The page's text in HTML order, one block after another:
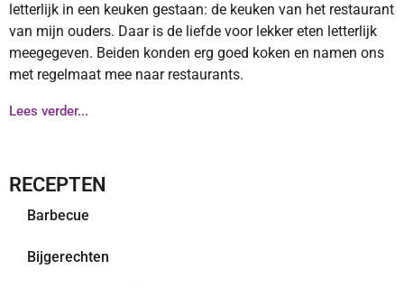
letterlijk in een keuken gestaan: de keuken van het restaurant
van mijn ouders. Daar is de liefde voor lekker eten letterlijk
meegegeven. Beiden konden erg goed koken en namen ons
met regelmaat mee naar restaurants.
Lees verder...
RECEPTEN
Barbecue
Bijgerechten